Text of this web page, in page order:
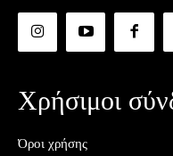
Χρήσιμοι
Όροι χρήσης